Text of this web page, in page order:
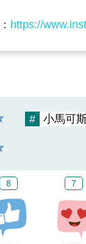
https://
# 小馬可
8 7